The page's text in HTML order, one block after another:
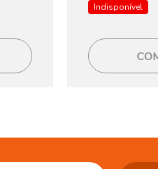
Indisponível